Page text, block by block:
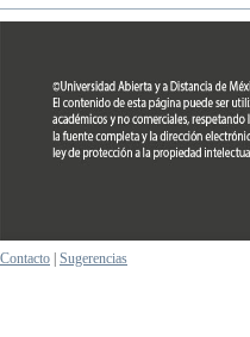
Contacto Sugerencias